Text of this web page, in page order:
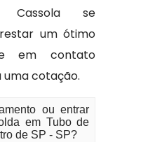
Cassola se
um ótimo
em contato
cotação.
ou entrar
em Tubo de
de SP - SP?